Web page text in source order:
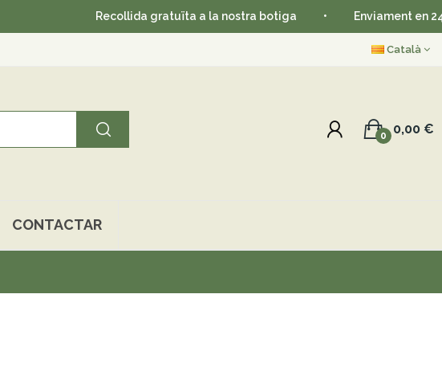
Recollida gratuïta a la nostra botiga • Enviament en 24-48
Català
0,00 €
0
CONTACTAR